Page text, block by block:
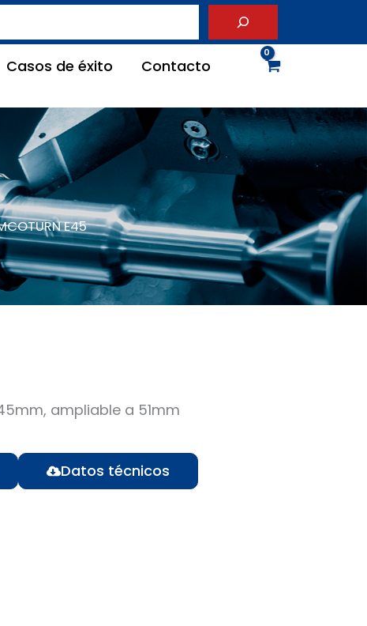
Casos de éxito
Contacto
E45
ampliable a 51mm
Datos técnicos